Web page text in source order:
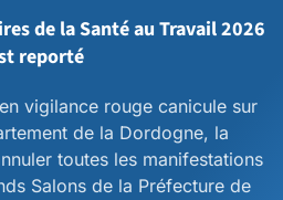
de la Santé au Travail 2026
reporté
vigilance rouge canicule sur
de la Dordogne, la
toutes les manifestations
Salons de la Préfecture de